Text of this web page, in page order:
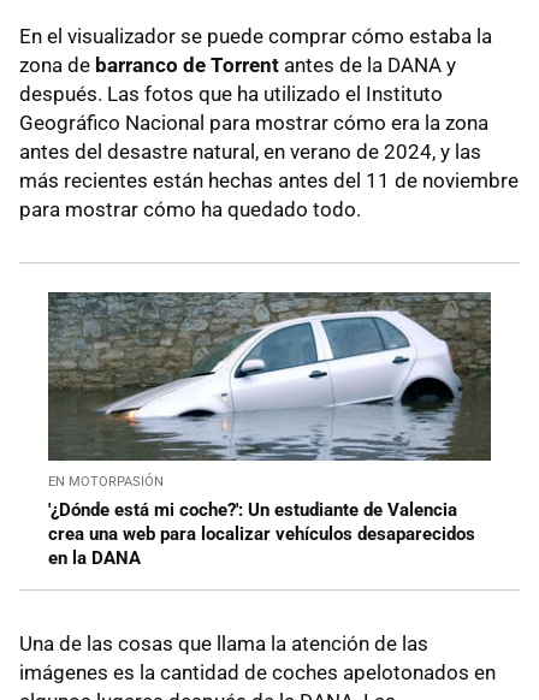
En el visualizador se puede comprar cómo estaba la
zona de barranco de Torrent antes de la DANA y
después. Las fotos que ha utilizado el Instituto
Geográfico Nacional para mostrar cómo era la zona
antes del desastre natural, en verano de 2024, y las
más recientes están hechas antes del 11 de noviembre
para mostrar cómo ha quedado todo.
EN MOTORPASIÓN
'¿Dónde está mi coche?': Un estudiante de Valencia
crea una web para localizar vehículos desaparecidos
en la DANA
Una de las cosas que llama la atención de las
imágenes es la cantidad de coches apelotonados en